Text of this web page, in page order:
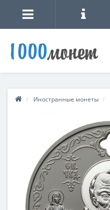
Иностранные монеты